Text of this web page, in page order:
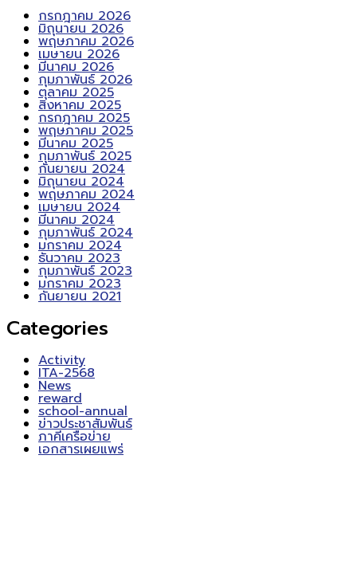
กรกฎาคม 2026
มิถุนายน 2026
พฤษภาคม 2026
เมษายน 2026
มีนาคม 2026
กุมภาพันธ์ 2026
ตุลาคม 2025
สิงหาคม 2025
กรกฎาคม 2025
พฤษภาคม 2025
มีนาคม 2025
กุมภาพันธ์ 2025
กันยายน 2024
มิถุนายน 2024
พฤษภาคม 2024
เมษายน 2024
มีนาคม 2024
กุมภาพันธ์ 2024
มกราคม 2024
ธันวาคม 2023
กุมภาพันธ์ 2023
มกราคม 2023
กันยายน 2021
Categories
Activity
ITA-2568
News
reward
school-annual
ข่าวประชาสัมพันธ์
ภาคีเครือข่าย
เอกสารเผยแพร่